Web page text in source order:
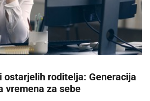
ostarjelih roditelja: Generacija
vremena za sebe